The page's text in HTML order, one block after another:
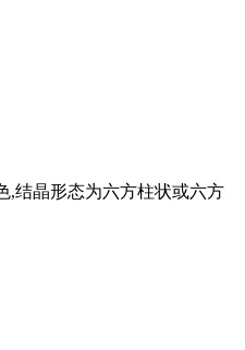
,结晶形态为六方柱状或六方